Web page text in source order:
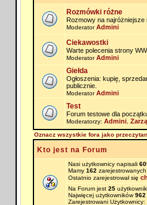
Rozmówki różne
Rozmowy na najróżniejsze
ModeratorAdmini
Ciekawostki
Warte polecenia strony
ModeratorAdmini
Giełda
Ogłoszenia: kupię,
publicznie.
ModeratorAdmini
Test
Forum testowe dla
Moderatorzy: Admini,
Oznacz wszystkie fora jako
Kto jest na Forum
Nasi użytkownicy napisali
Mamy 162
Ostatnio zarejestrował się
Na Forum jest 25
Najwięcej użytkowników962
Zarejestrowani Użytkownicy: